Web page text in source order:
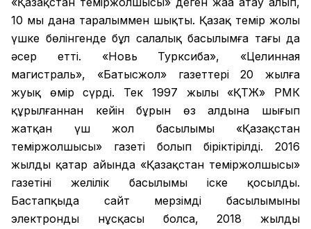
10 мың дана таралыммен шықты. Қазақ темір жолы
үшке бөлінгенде бұл салалық басылымға тағы да
әсер етті. «Новь Турксиба», «Целинная
магистраль», «Батысжол» газеттері 20 жылға
жуық өмір сүрді. Тек 1997 жылы «ҚТЖ» РМК
құрылғаннан кейін бұрын өз алдына шығып
жатқан үш жол басылымы «Қазақстан
теміржолшысы» газеті болып біріктірілді. 2016
жылдың қаңтар айында «Қазақстан теміржолшысы»
газетінің желілік басылымы іске қосылды.
Бастапқыда сайт мерзімді басылымының
электронды нұсқасы болса, 2018 жылдың